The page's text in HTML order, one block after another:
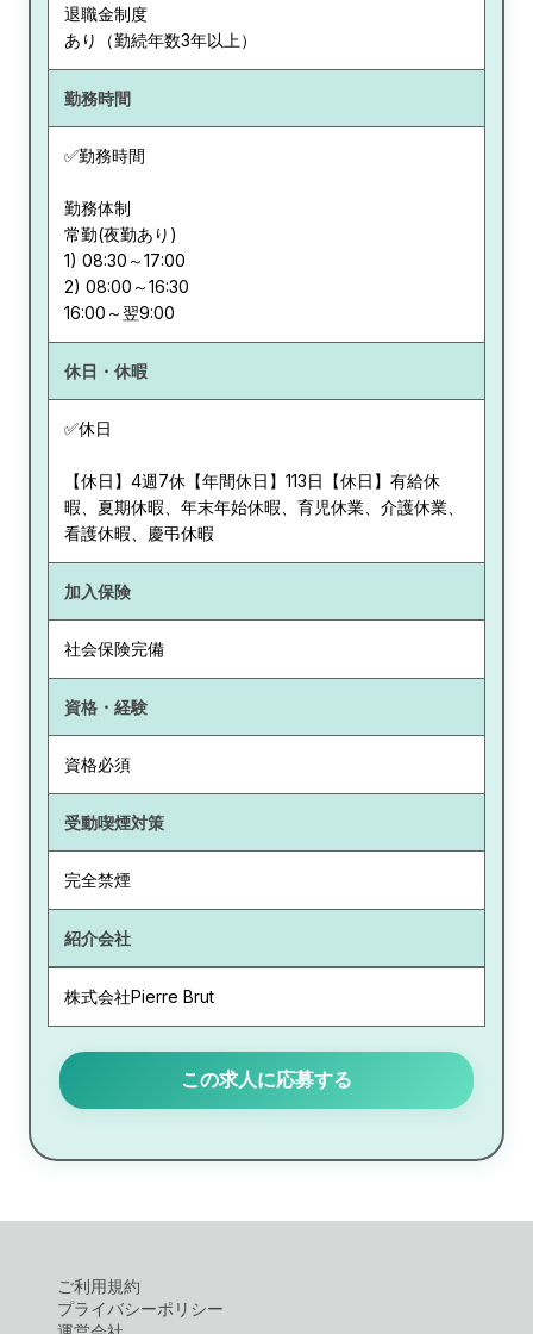
退職金制度
あり（勤続年数3年以上）
勤務時間
✅勤務時間
勤務体制
常勤(夜勤あり)
1) 08:30～17:00
2) 08:00～16:30
休日・休暇
✅休日
【休日】4週7休【年間休日】113日【休日】有給休
暇、夏期休暇、年末年始休暇、育児休業、介護休業、
看護休暇、慶弔休暇
加入保険
社会保険完備
資格・経験
資格必須
受動喫煙対策
完全禁煙
紹介会社
株式会社Pierre Brut
この求人に応募する
ご利用規約
プライバシーポリシー